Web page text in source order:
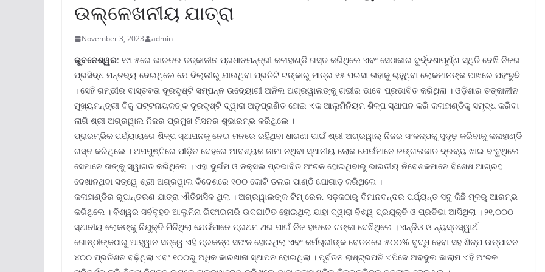
ଉଲ୍ଳେଖନୀୟ ଯାତ୍ରା
November 3, 2023 admin
ଭୁବନେଶ୍ୱର: ୧୯୮୫ରେ ଭାରତର ତତ୍କାଳୀନ ପ୍ରଧାନମନ୍ତ୍ରୀ କଳାହାଣ୍ଡି ଗସ୍ତ କରିଥିଲେ ଏବଂ ସେଠାକାର ଦୁର୍ଦ୍ଦଶାପୂର୍ଣ୍ଣ ସ୍ଥିତି ଦେଖି ନିଜର
ପ୍ରସିଦ୍ଧ ମନ୍ତବ୍ୟ ଦେଇଥିଲେ ଯେ ଦିଲ୍ଲୀରୁ ଯାଉଥିବା ପ୍ରତିଟି ଟଙ୍କାରୁ ମାତ୍ର ୧୫ ପଇସା ତାହାକୁ ଚାହୁଥିବା ଲୋକମାନଙ୍କ ପାଖରେ ପହଂଚୁଛି
। ସେହି ଗମ୍ଭୀର ବାସ୍ତବତା ଦୂରଦୃଷ୍ଟି ସମ୍ପନ୍ନ ଉଦ୍ୟୋଗୀ ଅନିଲ ଅଗ୍ରୱାଲଙ୍କୁ ଗଭୀର ଭାବେ ପ୍ରଭାବିତ କରିଥିଲା । ଓଡ଼ିଶାର ତତ୍କାଳୀନ
ମୁଖ୍ୟମନ୍ତ୍ରୀ ବିଜୁ ପଟ୍ଟନାୟକଙ୍କ ଦୂରଦୃଷ୍ଟି ଦ୍ୱାରା ଅନୁପ୍ରାଣିତ ହୋଇ ଏକ ଆଲୁମିନିୟମ ଶିଳ୍ପ ସ୍ଥାପନ କରି କଳାହାଣ୍ଡିକୁ ସମୃଦ୍ଧ କରିବା
ଲାଗି ଶ୍ରୀ ଅଗ୍ରୱାଲ ନିଜର ପ୍ରମୁଖ ମିସନର ଶୁଭାରମ୍ଭ କରିଥିଲେ ।
ପ୍ରାରମ୍ଭିକ ପର୍ଯ୍ୟାୟରେ ଶିଳ୍ପ ସ୍ଥାପନକୁ ନେଇ ମନରେ ରହିଥିବା ଧାରଣା ପାଇଁ ଶ୍ରୀ ଅଗ୍ରୱାଲ୍ ନିଜର ସଂକଳ୍ପକୁ ସୁଦୃଢ଼ କରିବାକୁ କଳାହାଣ୍ଡି
ଗସ୍ତ କରିଥିଲେ । ଅପପୁଷ୍ଟିରେ ପୀଡ଼ିତ ଦେହରେ ଆବଶ୍ୟକ ଜାମା ନଥିବା ସ୍ଥାନୀୟ ଲୋକ ଯେଉଁମାନେ ଜଙ୍ଗଲଜାତ ଦ୍ରବ୍ୟ ଖାଇ ବଂଚୁଥିଲେ
ସେମାନେ ତାଙ୍କୁ ସ୍ୱାଗତ କରିଥିଲେ । ଏହା ଦୁର୍ଗମ ଓ ନକ୍ସଲ ପ୍ରଭାବିତ ଅଂଚଳ ହୋଇଥିବାରୁ ଭାରତୀୟ ନିବେଶକମାନେ ବିଶେଷ ଆଗ୍ରହ
ଦେଖାନଥିବା ସତ୍ୱେ ଶ୍ରୀ ଅଗ୍ରୱାଲ ବିଦେଶରେ ୧୦୦ କୋଟି ଡଲାର ପାଣ୍ଠି ଯୋଗାଡ଼ କରିଥିଲେ ।
କଳାହାଣ୍ଡିର ରୂପାନ୍ତରଣ ଯାତ୍ରା ଐତିହାସିକ ଥିଲା । ଅଗ୍ରୱାଲଙ୍କ ଟିମ୍ ରେଳ, ସଡ଼କଠାରୁ ବିମାନବନ୍ଦର ପର୍ଯ୍ୟନ୍ତ ସବୁ କିଛି ମୂଳରୁ ଆରମ୍ଭ
କରିଥିଲେ । ବିଶ୍ୱର ସର୍ବବୃହତ ଆଲୁମିନା ରିଫାଇନାରି ଉଦଘାଟିତ ହୋଇଥିଲା ଯାହା ଦ୍ୱାରା ବିଶ୍ୱ ପ୍ରଯୁକ୍ତି ଓ ପ୍ରତିଭା ଆସିଥିଲା । ୨୧,୦୦୦
ସ୍ଥାନୀୟ ଲୋକଙ୍କୁ ନିଯୁକ୍ତି ମିଳିଥିଲା ଯେଉଁମାନେ ପ୍ରଥମ ଥର ପାଇଁ ନିଜ ହାତରେ ଟଙ୍କା ଦେଖିଥିଲେ । ଏନ୍‌ଜିଓ ଓ ନ୍ୟସ୍ତସ୍ୱାର୍ଥ
ଗୋଷ୍ଠୀଙ୍କଠାରୁ ଆହ୍ୱାନ ସତ୍ୱେ ଏହି ପ୍ରକଳ୍ପ ସଫଳ ହୋଇଥିଲା ଏବଂ କର୍ମଚାରୀଙ୍କ ବେତନରେ ୫୦୦% ବୃଦ୍ଧି ହେବା ସହ ଶିଳ୍ପ ଉତ୍ପାଦନ
୪୦୦ ପ୍ରତିଶତ ବଢ଼ିଥିଲା ଏବଂ ୧୦୦ରୁ ଅଧିକ କାରଖାନା ସ୍ଥାପନ ହୋଇଥିଲା । ପୂର୍ବତନ ରାଷ୍ଟ୍ରପତି ଏପିଜେ ଅବଦୁଲ କାଲାମ ଏହି ଅଂଚଳ